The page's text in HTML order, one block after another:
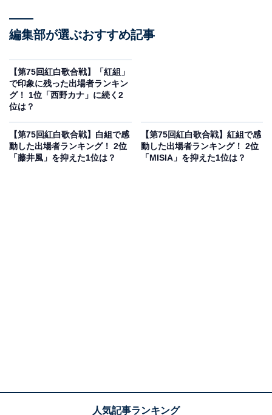
のけんとさんは、アカペラシンガーとしてYouTubeで活
躍するなど、マルチクリエーターとしてこれまでさまざ
まな作品を発表。また、俳優・菅田将暉さんの弟として
メディアで紹介され、高い知名度をほこっています。
そんなこっちのけんとさんは、2024年5月リリースの
編集部が選ぶおすすめ記事
【第75回紅白歌合戦】「紅組」
で印象に残った出場者ランキン
グ！ 1位「西野カナ」に続く2
位は？
【第75回紅白歌合戦】白組で感
動した出場者ランキング！ 2位
「藤井風」を抑えた1位は？
【第75回紅白歌合戦】紅組で感
動した出場者ランキング！ 2位
「MISIA」を抑えた1位は？